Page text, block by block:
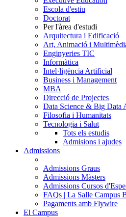
Escola d'estiu
Doctorat
Per l'àrea d'estudi
Arquitectura i Edificació
Art, Animació i
Enginyeries TIC
Informàtica
Intel·ligència Artificial
Business i Management
MBA
Direcció de Projectes
Data Science & Big Data
Filosofia i Humanitats
Tecnologia i Salut
Tots els estudis
Admisions i ajudes
Admissions
Admissions Graus
Admissions Màsters
Admissions Cursos
FAQs | La Salle Campus
Pagaments amb Flywire
El Campus